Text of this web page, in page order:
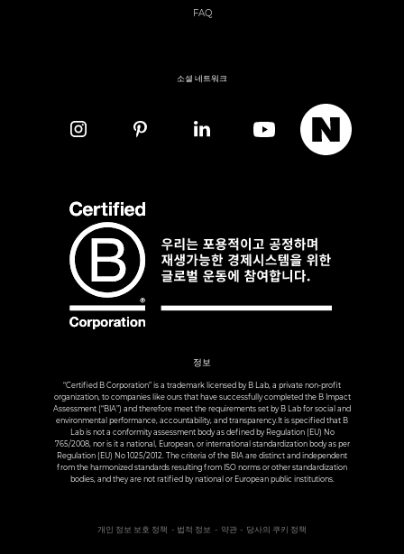
FAQ
소셜 네트워크
정보
“Certified B Corporation” is a trademark licensed by B Lab, a private non-profit
organization, to companies like ours that have successfully completed the B Impact
Assessment (“BIA”) and therefore meet the requirements set by B Lab for social and
environmental performance, accountability, and transparency.It is specified that B
Lab is not a conformity assessment body as defined by Regulation (EU) No
765/2008, nor is it a national, European, or international standardization body as per
Regulation (EU) No 1025/2012. The criteria of the BIA are distinct and independent
from the harmonized standards resulting from ISO norms or other standardization
bodies, and they are not ratified by national or European public institutions.
개인 정보 보호 정책 법적 정보 약관 당사의 쿠키 정책